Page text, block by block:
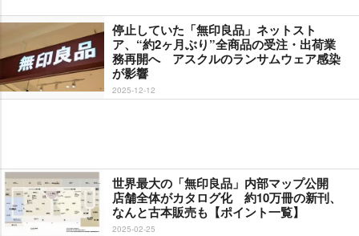
停止していた「無印良品」ネットスト
ア、“約2ヶ月ぶり”全商品の受注・出荷業
務再開へ アスクルのランサムウェア感染
が影響
2025-12-12
世界最大の「無印良品」内部マップ公開
店舗全体がカタログ化 約10万冊の新刊、
なんと古本販売も【ポイント一覧】
2025-02-25